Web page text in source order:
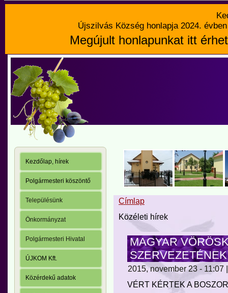
Újszilvás Község honlapja 2024.
Megújult honlapunkat itt
Kezdőlap, hírek
Polgármesteri köszöntő
Településünk
Önkormányzat
Polgármesteri Hivatal
ÚJKOM Kft.
Közérdekű adatok
Címlap
Közéleti hírek
MAGYAR
2015, november 23 - 11:07
VÉRT KÉRTEK A